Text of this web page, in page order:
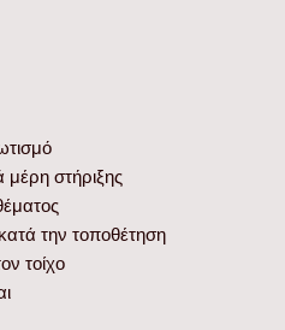
στήριξης
την τοποθέτηση
τοίχο